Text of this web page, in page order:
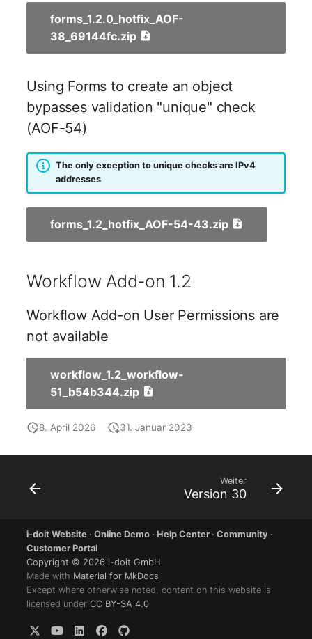
Zugewiesene Objekte
(Person)
(Personengruppe)
Zugewiesene Personen
Zugewiesener
Zugriff
forms_1.2.0_hotfix_AOF-
38_69144fc.zip
Using Forms to create an object
bypasses validation "unique" check
(AOF-54)
The only exception to unique checks are IPv4
addresses
forms_1.2_hotfix_AOF-54-43.zip
Workflow Add-on 1.2
Workflow Add-on User Permissions are
not available
workflow_1.2_workflow-
51_b54b344.zip
8. April 2026 31. Januar 2023
Weiter
Version 30
i-doit Website ·Online Demo · Help Center ·Community ·
Customer Portal
Copyright © 2026 i-doit GmbH
Made with Material for MkDocs
Except where otherwise noted, content on this website is
licensed underCC BY-SA 4.0